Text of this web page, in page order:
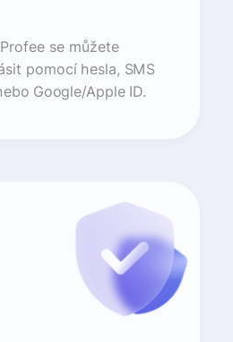
se můžete
pomocí hesla, SMS
Google/Apple ID.